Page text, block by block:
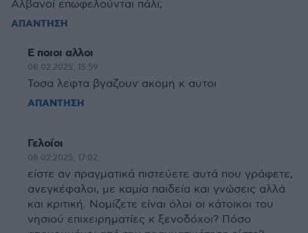
Αλβανοί επωφελούνται πάλι;
ΑΠΑΝΤΗΣΗ
Ε ποιοι αλλοι
08.02.2025, 15:59
Τοσα λεφτα βγαζουν ακομη κ αυτοι
ΑΠΑΝΤΗΣΗ
Γελοίοι
08.02.2025, 17:02
είστε αν πραγματικά πιστεύετε αυτά που γράφετε,
ανεγκέφαλοι, με καμία παιδεία και γνώσεις αλλά
και κριτική. Νομίζετε είναι όλοι οι κάτοικοι του
νησιού επιχειρηματίες κ ξενοδόχοι? Πόσο